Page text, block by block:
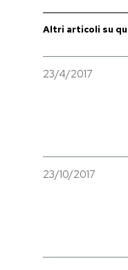
Entra
Altri articoli su
23/4/2017
23/10/2017